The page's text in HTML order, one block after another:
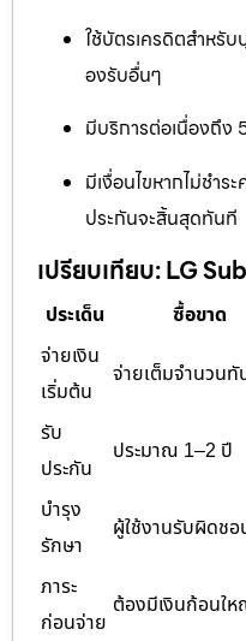
ใช้บัตรเครดิตสำหรั
องรับอื่นๆ
มีบริการต่อเนื่องถึง
มีเงื่อนไขหากไม่ชำร
ประกันจะสิ้นสุดทันที
เปรียบเทียบ: LG
ประเด็น ซื้อขาด
จ่ายเงิน
เริ่มต้น
จ่ายเต็มจำนวนทั
รับ
ประกัน
ประมาณ 1–2 ปี
บำรุง
รักษา
ผู้ใช้งานรับผิดชอ
ภาระ
ก่อนจ่าย
ต้องมีเงินก้อนใ